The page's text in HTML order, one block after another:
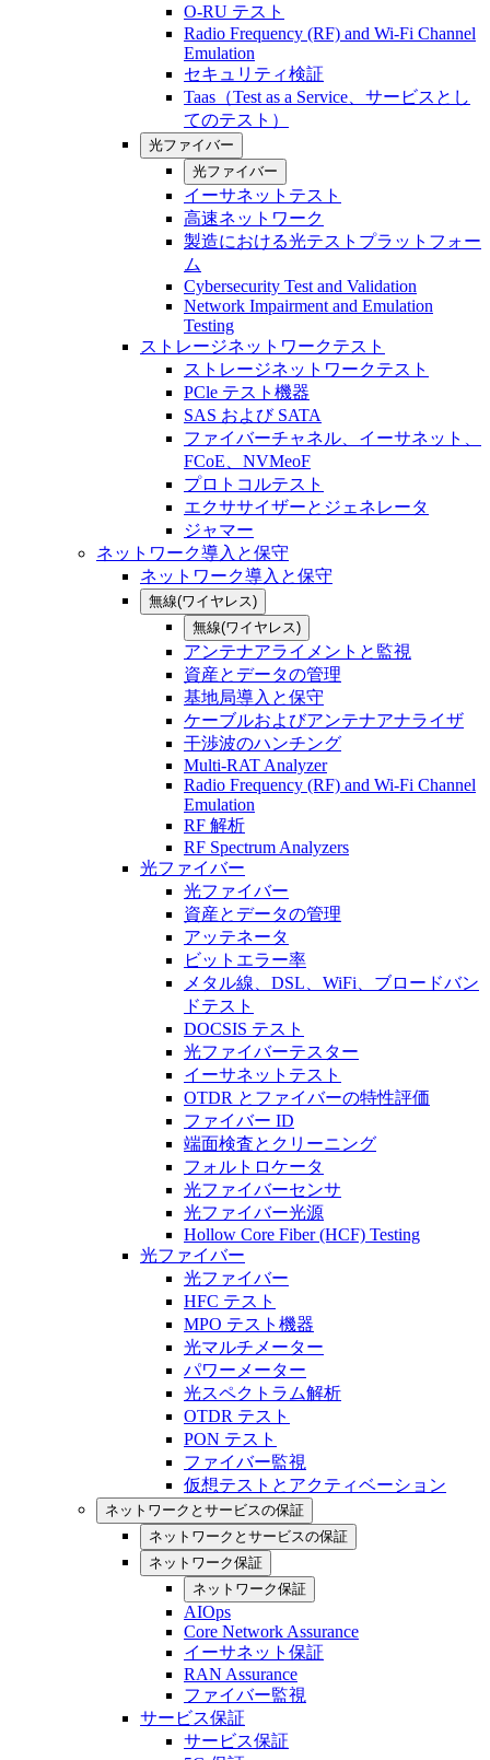
O-RU テスト
Radio Frequency (RF) and Wi-Fi Channel
Emulation
セキュリティ検証
Taas（Test as a Service、サービスとし
てのテスト）
光ファイバー
光ファイバー
イーサネットテスト
高速ネットワーク
製造における光テストプラットフォー
ム
Cybersecurity Test and Validation
Network Impairment and Emulation
Testing
ストレージネットワークテスト
ストレージネットワークテスト
PCle テスト機器
SAS および SATA
ファイバーチャネル、イーサネット、
FCoE、NVMeoF
プロトコルテスト
エクササイザーとジェネレータ
ジャマー
ネットワーク導入と保守
ネットワーク導入と保守
無線(ワイヤレス)
無線(ワイヤレス)
アンテナアライメントと監視
資産とデータの管理
基地局導入と保守
ケーブルおよびアンテナアナライザ
干渉波のハンチング
Multi-RAT Analyzer
Radio Frequency (RF) and Wi-Fi Channel
Emulation
RF 解析
RF Spectrum Analyzers
光ファイバー
光ファイバー
資産とデータの管理
アッテネータ
ビットエラー率
メタル線、DSL、WiFi、ブロードバン
ドテスト
DOCSIS テスト
光ファイバーテスター
イーサネットテスト
OTDR とファイバーの特性評価
ファイバー ID
端面検査とクリーニング
フォルトロケータ
光ファイバーセンサ
光ファイバー光源
Hollow Core Fiber (HCF) Testing
光ファイバー
光ファイバー
HFC テスト
MPO テスト機器
光マルチメーター
パワーメーター
光スペクトラム解析
OTDR テスト
PON テスト
ファイバー監視
仮想テストとアクティベーション
ネットワークとサービスの保証
ネットワークとサービスの保証
ネットワーク保証
ネットワーク保証
AIOps
Core Network Assurance
イーサネット保証
RAN Assurance
ファイバー監視
サービス保証
サービス保証